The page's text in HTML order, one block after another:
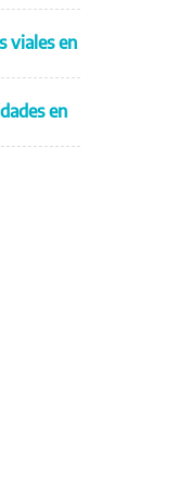
viales en
en